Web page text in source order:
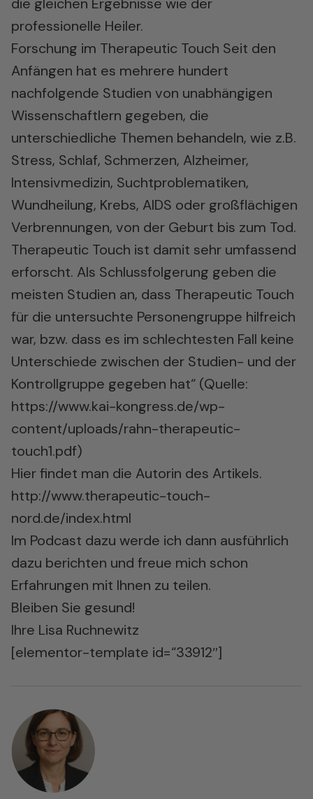
professionelle Heiler.
Forschung im Therapeutic Touch Seit den
Anfängen hat es mehrere hundert
nachfolgende Studien von unabhängigen
Wissenschaftlern gegeben, die
unterschiedliche Themen behandeln, wie z.B.
Stress, Schlaf, Schmerzen, Alzheimer,
Intensivmedizin, Suchtproblematiken,
Wundheilung, Krebs, AIDS oder großflächigen
Verbrennungen, von der Geburt bis zum Tod.
Therapeutic Touch ist damit sehr umfassend
erforscht. Als Schlussfolgerung geben die
meisten Studien an, dass Therapeutic Touch
für die untersuchte Personengruppe hilfreich
war, bzw. dass es im schlechtesten Fall keine
Unterschiede zwischen der Studien- und der
Kontrollgruppe gegeben hat“ (Quelle:
https://www.kai-kongress.de/wp-
content/uploads/rahn-therapeutic-
touch1.pdf)
Hier findet man die Autorin des Artikels.
http://www.therapeutic-touch-
nord.de/index.html
Im Podcast dazu werde ich dann ausführlich
dazu berichten und freue mich schon
Erfahrungen mit Ihnen zu teilen.
Bleiben Sie gesund!
Ihre Lisa Ruchnewitz
[elementor-template id=“33912″]